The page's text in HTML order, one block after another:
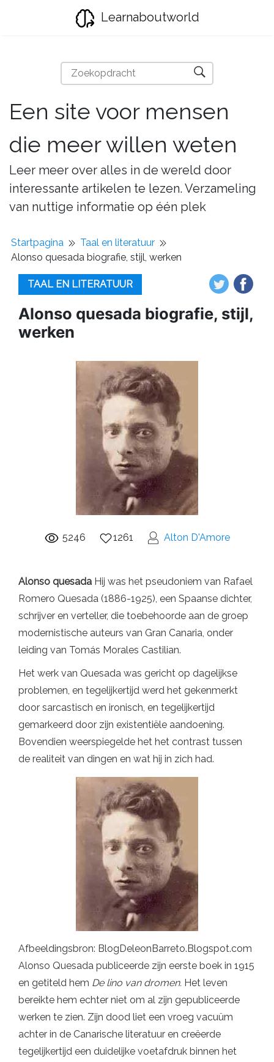
Learnaboutworld
Een site voor mensen
die meer willen weten
Leer meer over alles in de wereld door
interessante artikelen te lezen. Verzameling
van nuttige informatie op één plek
Startpagina
Taal en literatuur
Alonso quesada biografie, stijl, werken
TAAL EN LITERATUUR
Alonso quesada biografie, stijl,
werken
5246 1261 Alton D'Amore
Alonso quesada Hij was het pseudoniem van Rafael
Romero Quesada (1886-1925), een Spaanse dichter,
schrijver en verteller, die toebehoorde aan de groep
modernistische auteurs van Gran Canaria, onder
leiding van Tomás Morales Castilian.
Het werk van Quesada was gericht op dagelijkse
problemen, en tegelijkertijd werd het gekenmerkt
door sarcastisch en ironisch, en tegelijkertijd
gemarkeerd door zijn existentiële aandoening.
Bovendien weerspiegelde het het contrast tussen
de realiteit van dingen en wat hij in zich had.
Afbeeldingsbron: BlogDeleonBarreto.Blogspot.com
Alonso Quesada publiceerde zijn eerste boek in 1915
en getiteld hem De lino van dromen. Het leven
bereikte hem echter niet om al zijn gepubliceerde
werken te zien. Zijn dood liet een vroeg vacuüm
achter in de Canarische literatuur en creëerde
tegelijkertijd een duidelijke voetafdruk binnen het